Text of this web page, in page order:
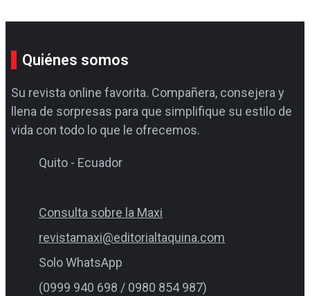
Quiénes somos
Su revista online favorita. Compañera, consejera y
llena de sorpresas para que simplifique su estilo de
vida con todo lo que le ofrecemos.
Quito - Ecuador
Consulta sobre la Maxi
revistamaxi@editorialtaquina.com
Solo WhatsApp
(0999 940 698 / 0980 854 987)